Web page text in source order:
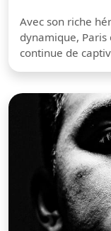
Avec son riche
dynamique,
continue de